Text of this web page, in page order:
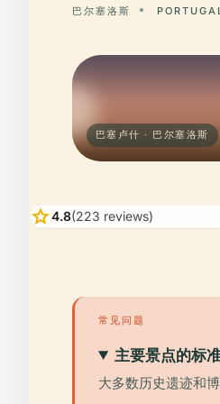
巴尔塞洛斯 PORTUGAL
巴塞卢什 · 巴尔塞洛斯
star4.8(223 reviews)
常见问题
主要景点的标
大多数历史遗迹和